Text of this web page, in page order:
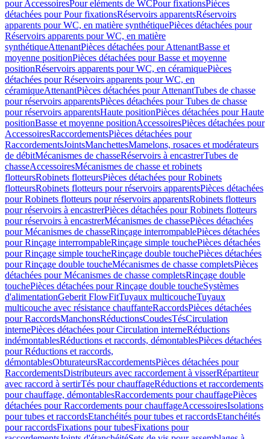
pour AccessoiresPour eléments de WCPour fixationsPièces
détachées pour Pour fixationsRéservoirs apparentsRéservoirs
apparents pour WC, en matière synthétiquePièces détachées pour
Réservoirs apparents pour WC, en matière
synthétiqueAttenantPièces détachées pour AttenantBasse et
moyenne positionPièces détachées pour Basse et moyenne
positionRéservoirs apparents pour WC, en céramiquePièces
détachées pour Réservoirs apparents pour WC, en
céramiqueAttenantPièces détachées pour AttenantTubes de chasse
pour réservoirs apparentsPièces détachées pour Tubes de chasse
pour réservoirs apparentsHaute positionPièces détachées pour Haute
positionBasse et moyenne positionAccessoiresPièces détachées pour
AccessoiresRaccordementsPièces détachées pour
RaccordementsJointsManchettesMamelons, rosaces et modérateurs
de débitMécanismes de chasseRéservoirs à encastrerTubes de
chasseAccessoiresMécanismes de chasse et robinets
flotteursRobinets flotteursPièces détachées pour Robinets
flotteursRobinets flotteurs pour réservoirs apparentsPièces détachées
pour Robinets flotteurs pour réservoirs apparentsRobinets flotteurs
pour réservoirs à encastrerPièces détachées pour Robinets flotteurs
pour réservoirs à encastrerMécanismes de chassePièces détachées
pour Mécanismes de chasseRinçage interrompablePièces détachées
pour Rinçage interrompableRinçage simple touchePièces détachées
pour Rinçage simple toucheRinçage double touchePièces détachées
pour Rinçage double toucheMécanismes de chasse completsPièces
détachées pour Mécanismes de chasse completsRinçage double
touchePièces détachées pour Rinçage double toucheSystèmes
d'alimentationGeberit FlowFitTuyaux multicoucheTuyaux
multicouche avec résistance chauffanteRaccordsPièces détachées
pour RaccordsManchonsRéductionsCoudesTésCirculation
internePièces détachées pour Circulation interneRéductions
indémontablesRéductions et raccords, démontablesPièces détachées
pour Réductions et raccords,
démontablesObturateursRaccordementsPièces détachées pour
RaccordementsDistributeurs avec raccordement à visserRépartiteur
avec raccord à sertirTés pour chauffageRéductions et raccordements
pour chauffage, démontablesRaccordements pour chauffagePièces
détachées pour Raccordements pour chauffageAccessoiresIsolations
pour tubes et raccordsEtanchéités pour tubes et raccordsEtanchéités
pour raccordsFixations pour tubesFixations pour